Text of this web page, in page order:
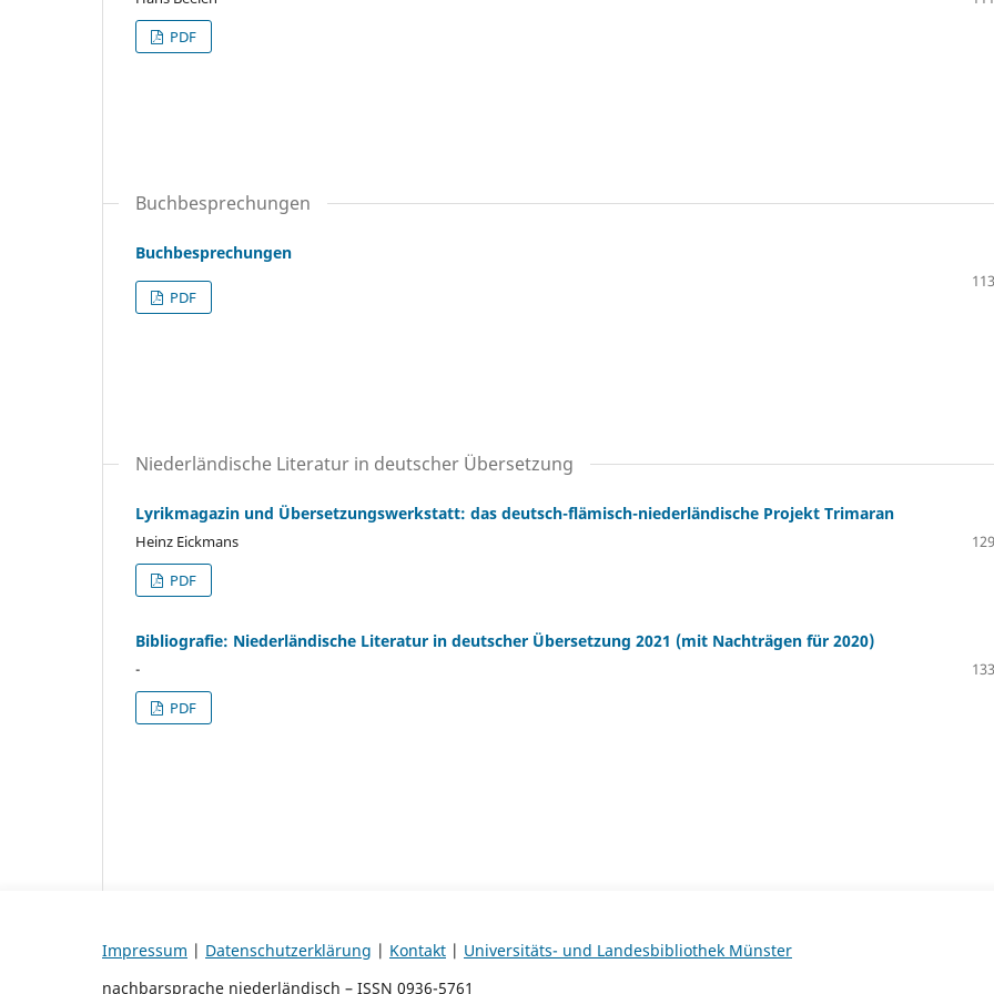
PDF
Buchbesprechungen
Buchbesprechungen
PDF
Niederländische Literatur in deutscher Übersetzung
Lyrikmagazin und Übersetzungswerkstatt: das deutsch-flämisch-niederländische Projekt Trimaran
Heinz Eickmans
PDF
Bibliografie: Niederländische Literatur in deutscher Übersetzung 2021 (mit Nachträgen für 2020)
-
PDF
Impressum | Datenschutzerklärung | Kontakt | Universitäts- und Landesbibliothek Münster
nachbarsprache niederländisch – ISSN 0936-5761